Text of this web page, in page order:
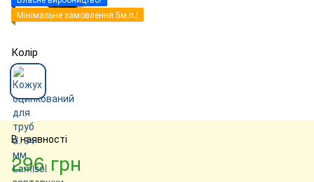
Мінімальне замовлення 5м.п.!
Колір
В наявності
296 грн